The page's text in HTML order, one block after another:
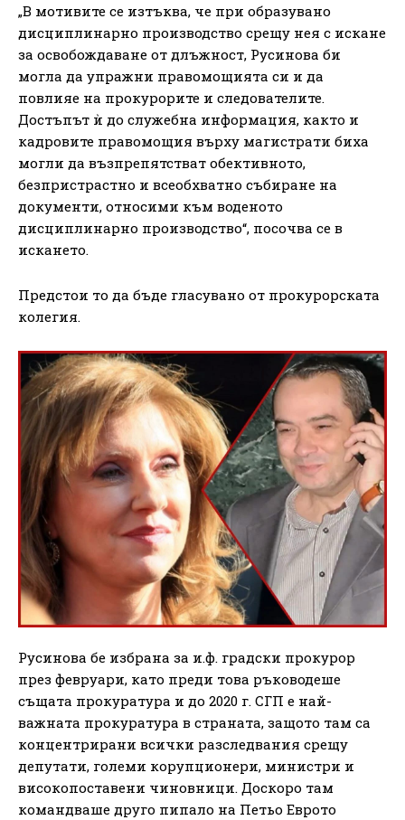
„В мотивите се изтъква, че при образувано
дисциплинарно производство срещу нея с искане
за освобождаване от длъжност, Русинова би
могла да упражни правомощията си и да
повлияе на прокурорите и следователите.
Достъпът ѝ до служебна информация, както и
кадровите правомощия върху магистрати биха
могли да възпрепятстват обективното,
безпристрастно и всеобхватно събиране на
документи, относими към воденото
дисциплинарно производство“, посочва се в
искането.
Предстои то да бъде гласувано от прокурорската
колегия.
Русинова бе избрана за и.ф. градски прокурор
през февруари, като преди това ръководеше
същата прокуратура и до 2020 г. СГП е най-
важната прокуратура в страната, защото там са
концентрирани всички разследвания срещу
депутати, големи корупционери, министри и
високопоставени чиновници. Доскоро там
командваше друго пипало на Петьо Еврото